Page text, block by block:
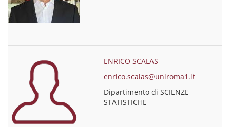
ENRICO SCALAS
enrico.scalas@uniroma1.it
Dipartimento di SCIENZE
STATISTICHE